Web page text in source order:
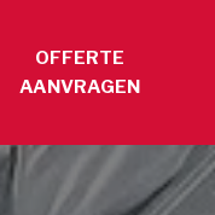
OFFERTE
AANVRAGEN